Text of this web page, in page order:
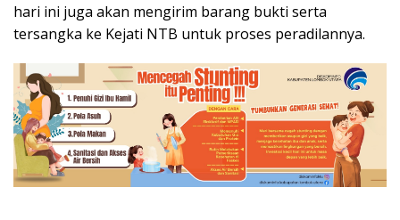
hari ini juga akan mengirim barang bukti serta
tersangka ke Kejati NTB untuk proses peradilannya.